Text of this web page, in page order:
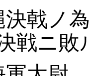
戟ノ
ニ敗